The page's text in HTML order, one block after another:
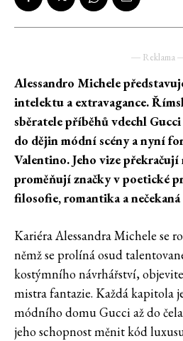
― Reklama
Alessandro Michele
intelektu a extravagance.
sběratele příběhů vdechl Gucci
do dějin módní scény a nyní
Valentino. Jeho vize překračují
proměňují značky v poetické
filosofie, romantika a
Kariéra Alessandra Michele se
němž se prolíná osud
kostýmního návrhářství,
mistra fantazie. Každá kapitola
módního domu Gucci až do
jeho schopnost měnit kód